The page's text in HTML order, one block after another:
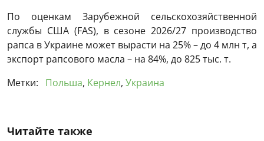
По оценкам Зарубежной сельскохозяйственной
службы США (FAS), в сезоне 2026/27 производство
рапса в Украине может вырасти на 25% – до 4 млн т, а
экспорт рапсового масла – на 84%, до 825 тыс. т.
Метки:
Польша, Кернел, Украина
Читайте также